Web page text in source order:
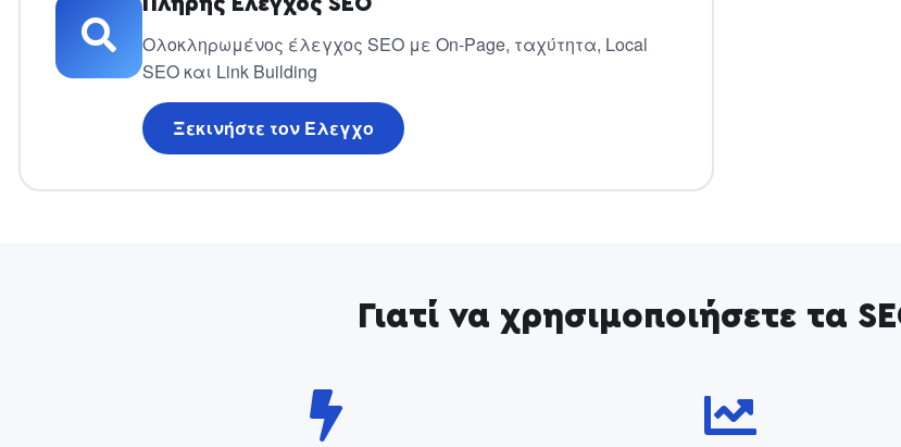
Ολοκληρωμένος έλεγχος SEO με On-Page, ταχύτητα, Local
SEO και Link Building
Ξεκινήστε τον Έλεγχο
Γιατί να χρησιμοποιήσετε τα